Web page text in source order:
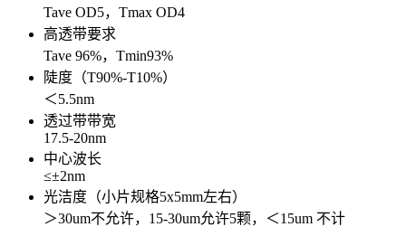
Tave OD5，Tmax OD4
高透带要求
Tave 96%，Tmin93%
陡度（T90%-T10%）
＜5.5nm
透过带带宽
17.5-20nm
中心波长
≤±2nm
光洁度（小片规格5x5mm左右）
＞30um不允许，15-30um允许5颗，＜15um 不计